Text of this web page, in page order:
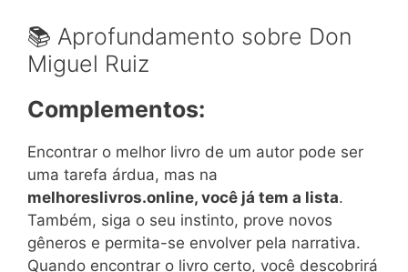
📚 Aprofundamento sobre Don
Miguel Ruiz
Complementos:
Encontrar o melhor livro de um autor pode ser
uma tarefa árdua, mas na
melhoreslivros.online, você já tem a lista.
Também, siga o seu instinto, prove novos
gêneros e permita-se envolver pela narrativa.
Quando encontrar o livro certo, você descobrirá